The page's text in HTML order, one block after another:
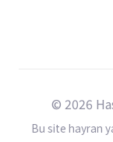
© 2026
Bu site hayran